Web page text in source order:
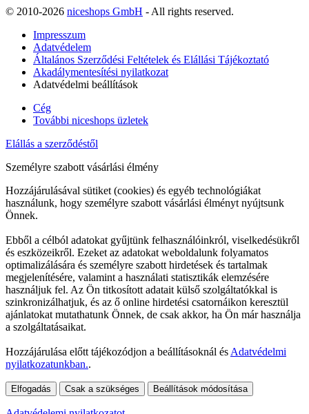
© 2010-2026 niceshops GmbH - All rights reserved.
Impresszum
Adatvédelem
Általános Szerződési Feltételek és Elállási Tájékoztató
Akadálymentesítési nyilatkozat
Adatvédelmi beállítások
Cég
További niceshops üzletek
Elállás a szerződéstől
Személyre szabott vásárlási élmény
Hozzájárulásával sütiket (cookies) és egyéb technológiákat
használunk, hogy személyre szabott vásárlási élményt nyújtsunk
Önnek.
Ebből a célból adatokat gyűjtünk felhasználóinkról, viselkedésükről
és eszközeikről. Ezeket az adatokat weboldalunk folyamatos
optimalizálására és személyre szabott hirdetések és tartalmak
megjelenítésére, valamint a használati statisztikák elemzésére
használjuk fel. Az Ön titkosított adatait külső szolgáltatókkal is
szinkronizálhatjuk, és az ő online hirdetési csatornáikon keresztül
ajánlatokat mutathatunk Önnek, de csak akkor, ha Ön már használja
a szolgáltatásaikat.
Hozzájárulása előtt tájékozódjon a beállításoknál és Adatvédelmi
nyilatkozatunkban..
Elfogadás Csak a szükséges Beállítások módosítása